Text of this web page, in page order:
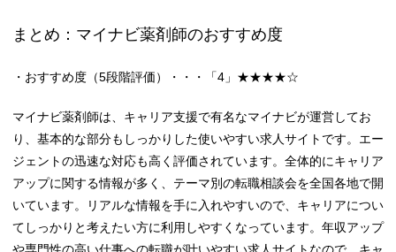
まとめ：マイナビ薬剤師のおすすめ度
・おすすめ度（5段階評価）・・・「4」★★★★☆
マイナビ薬剤師は、キャリア支援で有名なマイナビが運営してお
り、基本的な部分もしっかりした使いやすい求人サイトです。エー
ジェントの迅速な対応も高く評価されています。全体的にキャリア
アップに関する情報が多く、テーマ別の転職相談会を全国各地で開
いています。リアルな情報を手に入れやすいので、キャリアについ
てしっかりと考えたい方に利用しやすくなっています。年収アップ